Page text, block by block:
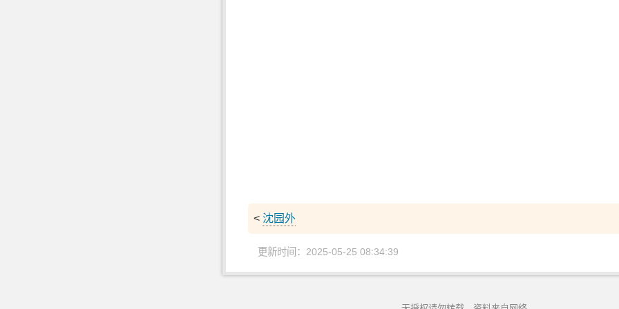
< 沈园外
更新时间：2025-05-25 08:34:39